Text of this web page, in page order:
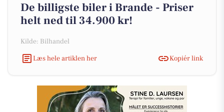
De billigste biler i Brande - Priser
helt ned til 34.900 kr!
Kilde: Bilhandel
Læs hele artiklen her
Kopiér link